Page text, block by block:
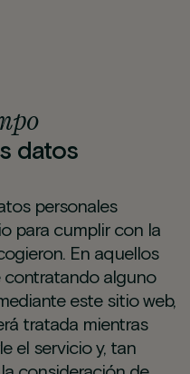
datos
personales
para cumplir con la
En aquellos
contratando alguno
este sitio web,
tratada mientras
el servicio y, tan